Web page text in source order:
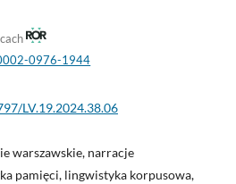
0976-1944
LV.19.2024.38.06
warszawskie, narracje
pamięci, lingwistyka korpusowa,